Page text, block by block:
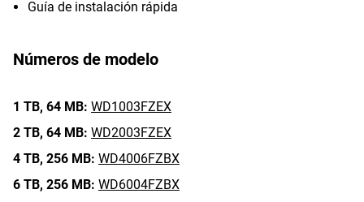
Guía de instalación rápida
Números de modelo
1 TB, 64 MB: WD1003FZEX
2 TB, 64 MB: WD2003FZEX
4 TB, 256 MB: WD4006FZBX
6 TB, 256 MB: WD6004FZBX